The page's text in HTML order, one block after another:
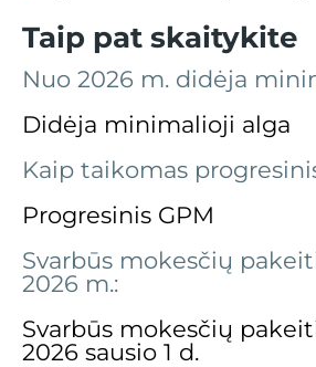
Taip pat skaitykite
Nuo 2026 m. didėja
Didėja minimalioji alga
Kaip taikomas
Progresinis GPM
Svarbūs mokesčių
2026 m.:
Svarbūs mokesčių
2026 sausio 1 d.